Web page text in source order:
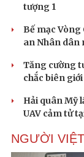
tượng 1
Bế mạc
an Nhân dân
Tăng cường
chắc biên
Hải quân Mỹ
UAV cảm tử
NGƯỜI VIỆT